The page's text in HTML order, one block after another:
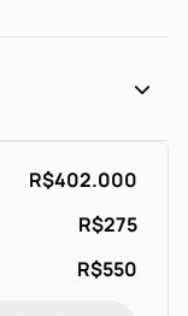
R$402.000
R$275
R$550